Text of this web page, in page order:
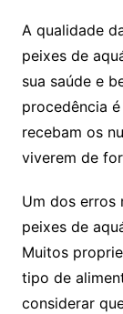
A qualidade⁢
peixes⁢ de
⁤sua‍ saúde‌ e
procedência
recebam ​os
viverem de
Um dos⁢ erros
peixes de⁣
Muitos
tipo de
considerar